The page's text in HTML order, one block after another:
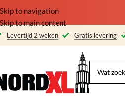
Skip to navigation
Skip to main content
Levertijd 2 weken Gratis levering